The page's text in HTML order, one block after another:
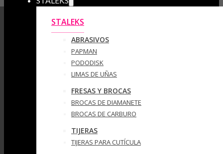
STALEKS
ABRASIVOS
PAPMAN
PODODISK
LIMAS DE UÑAS
FRESAS Y BROCAS
BROCAS DE DIAMANETE
BROCAS DE CARBURO
TIJERAS
TIJERAS PARA CUTÍCULA